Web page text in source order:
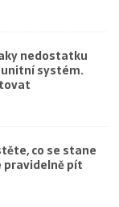
nedostatku
systém.
co se stane
pravidelně pít